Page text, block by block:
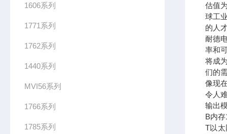
1606系列
1771系列
1762系列
1440系列
MVI56系列
1766系列
1785系列
估值
球工
的人
耐德
率和
将成
们的
像现
令人
输出
B内
T以太